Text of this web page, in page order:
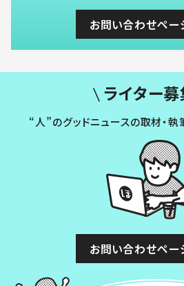
お問い合わせペー
ライター募
“人”のグッドニュースの取材・執
お問い合わせペー